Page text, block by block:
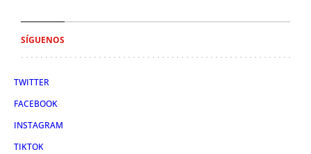
SÍGUENOS
TWITTER
FACEBOOK
INSTAGRAM
TIKTOK